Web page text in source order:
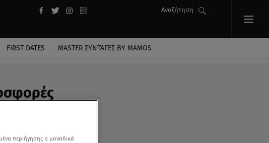
Αναζήτηση
FIRST DATES MASTER ΣΥΝΤΑΓΈΣ BY MAMOS
περιήγησης ή μοναδικά